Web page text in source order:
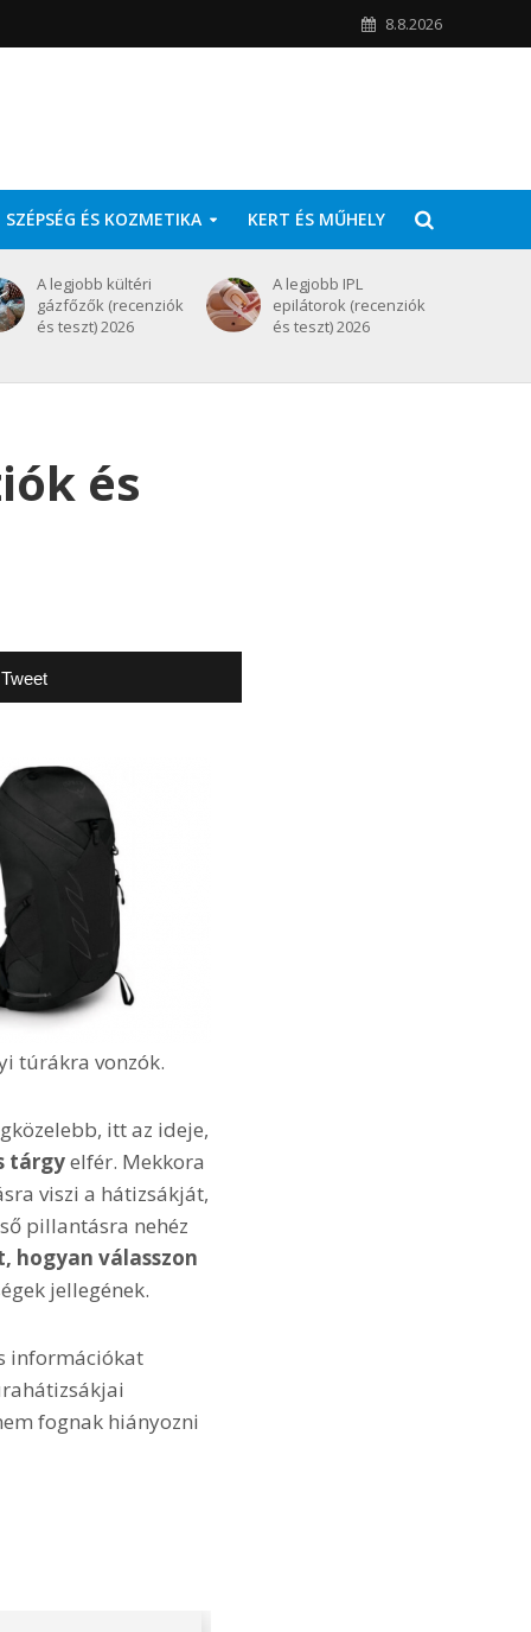
8.8.2026
SZÉPSÉG ÉS KOZMETIKA KERT ÉS MŰHELY
A legjobb kültéri
gázfőzők (recenziók
és teszt) 2026
A legjobb IPL
epilátorok (recenziók
és teszt) 2026
és
Tweet
túrákra vonzók.
itt az ideje,
tárgyelfér. Mekkora
viszi a hátizsákját,
pillantásra nehéz
hogyan válasszon
jellegének.
információkat
fognak hiányozni